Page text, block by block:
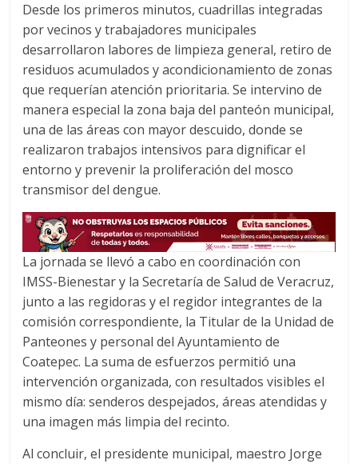
Desde los primeros minutos, cuadrillas integradas
por vecinos y trabajadores municipales
desarrollaron labores de limpieza general, retiro de
residuos acumulados y acondicionamiento de zonas
que requerían atención prioritaria. Se intervino de
manera especial la zona baja del panteón municipal,
una de las áreas con mayor descuido, donde se
realizaron trabajos intensivos para dignificar el
entorno y prevenir la proliferación del mosco
transmisor del dengue.
La jornada se llevó a cabo en coordinación con
IMSS-Bienestar y la Secretaría de Salud de Veracruz,
junto a las regidoras y el regidor integrantes de la
comisión correspondiente, la Titular de la Unidad de
Panteones y personal del Ayuntamiento de
Coatepec. La suma de esfuerzos permitió una
intervención organizada, con resultados visibles el
mismo día: senderos despejados, áreas atendidas y
una imagen más limpia del recinto.
Al concluir, el presidente municipal, maestro Jorge